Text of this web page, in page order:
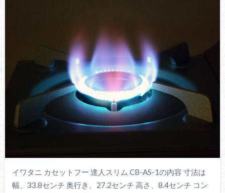
イワタニ カセットフー 達人スリム CB-AS-1の内容 寸法は
幅、33.8センチ 奥行き、27.2センチ 高さ、8.4センチ コン